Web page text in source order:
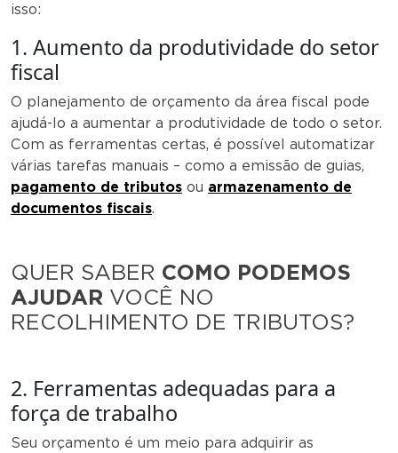
isso:
1. Aumento da produtividade do setor
fiscal
O planejamento de orçamento da área fiscal pode
ajudá-lo a aumentar a produtividade de todo o setor.
Com as ferramentas certas, é possível automatizar
várias tarefas manuais – como a emissão de guias,
pagamento de tributos ou armazenamento de
documentos fiscais.
QUER SABER COMO PODEMOS
AJUDAR VOCÊ NO
RECOLHIMENTO DE TRIBUTOS?
2. Ferramentas adequadas para a
força de trabalho
Seu orçamento é um meio para adquirir as